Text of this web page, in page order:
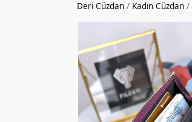
Deri Cüzdan / Kadın Cüzdan /